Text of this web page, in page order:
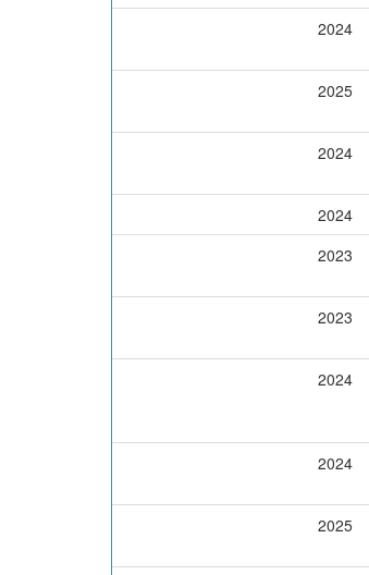
2024
2025
2024
2024
2023
2023
2024
2024
2025